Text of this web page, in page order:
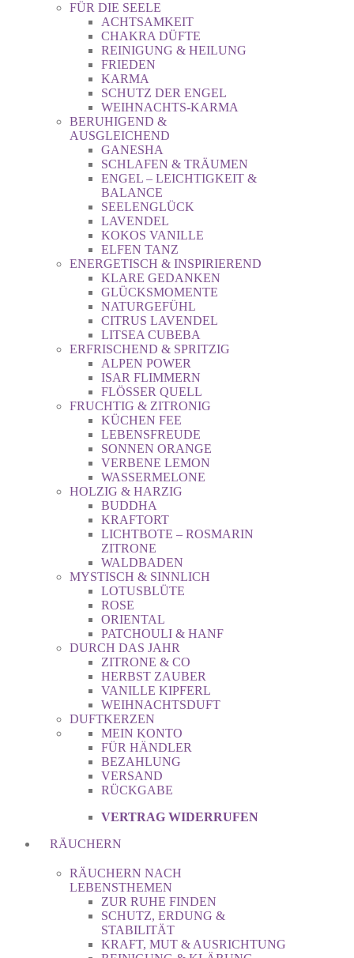
FÜR DIE SEELE
ACHTSAMKEIT
CHAKRA DÜFTE
REINIGUNG & HEILUNG
FRIEDEN
KARMA
SCHUTZ DER ENGEL
WEIHNACHTS-KARMA
BERUHIGEND &
AUSGLEICHEND
GANESHA
SCHLAFEN & TRÄUMEN
ENGEL – LEICHTIGKEIT &
BALANCE
SEELENGLÜCK
LAVENDEL
KOKOS VANILLE
ELFEN TANZ
ENERGETISCH & INSPIRIEREND
KLARE GEDANKEN
GLÜCKSMOMENTE
NATURGEFÜHL
CITRUS LAVENDEL
LITSEA CUBEBA
ERFRISCHEND & SPRITZIG
ALPEN POWER
ISAR FLIMMERN
FLÖSSER QUELL
FRUCHTIG & ZITRONIG
KÜCHEN FEE
LEBENSFREUDE
SONNEN ORANGE
VERBENE LEMON
WASSERMELONE
HOLZIG & HARZIG
BUDDHA
KRAFTORT
LICHTBOTE – ROSMARIN
ZITRONE
WALDBADEN
MYSTISCH & SINNLICH
LOTUSBLÜTE
ROSE
ORIENTAL
PATCHOULI & HANF
DURCH DAS JAHR
ZITRONE & CO
HERBST ZAUBER
VANILLE KIPFERL
WEIHNACHTSDUFT
DUFTKERZEN
MEIN KONTO
FÜR HÄNDLER
BEZAHLUNG
VERSAND
RÜCKGABE
VERTRAG WIDERRUFEN
RÄUCHERN
RÄUCHERN NACH
LEBENSTHEMEN
ZUR RUHE FINDEN
SCHUTZ, ERDUNG &
STABILITÄT
KRAFT, MUT & AUSRICHTUNG